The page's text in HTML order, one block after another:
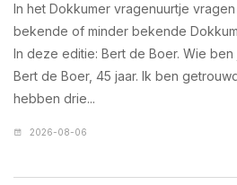
In het Dokkumer vragenuurtje
bekende of minder bekende
In deze editie: Bert de Boer. Wie
Bert de Boer, 45 jaar. Ik ben
hebben drie...
2026-08-06